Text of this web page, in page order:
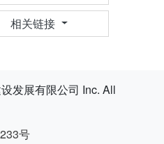
相关链接
发展有限公司 Inc. All
号